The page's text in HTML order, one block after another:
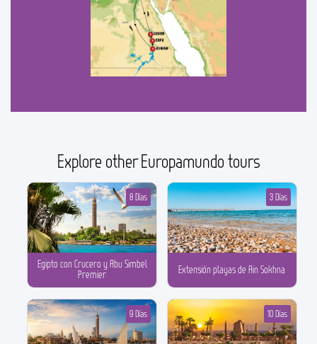
Explore other Europamundo tours
Egipto con Crucero y Abu Simbel
Premier
8 Días
Extensión playas de Ain Sokhna
3 Días
9 Días 10 Días